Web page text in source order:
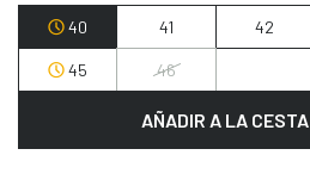
40 41 42
45 46
AÑADIR A LA CESTA